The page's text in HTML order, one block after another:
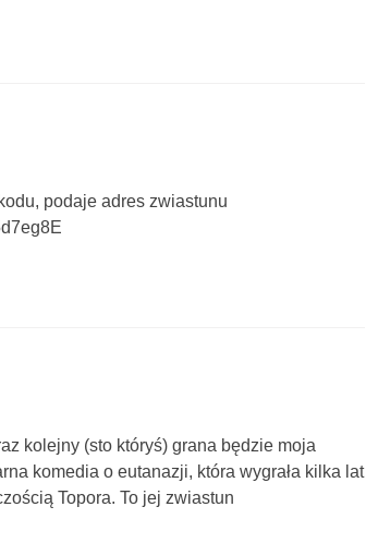
podaje adres zwiastunu
kolejny (sto któryś) grana będzie moja
komedia o eutanazji, która wygrała kilka lat
Topora. To jej zwiastun